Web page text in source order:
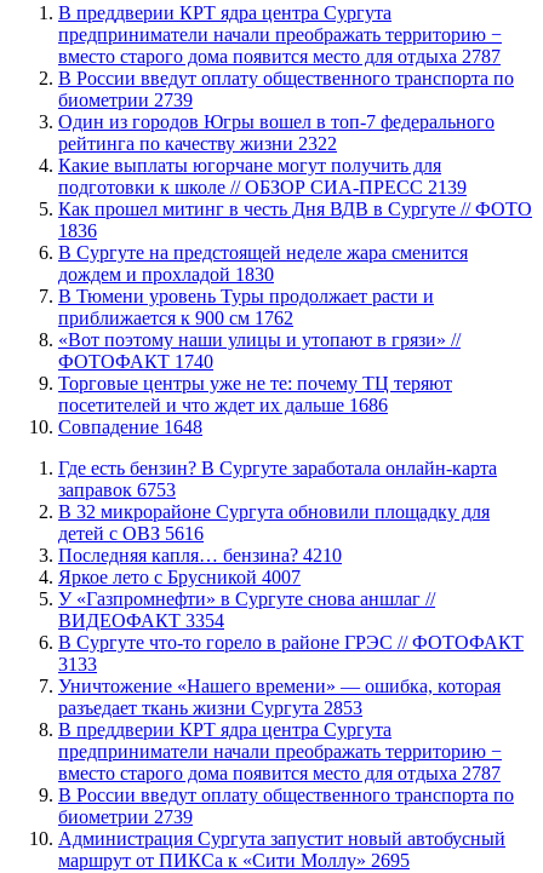
​В преддверии КРТ ядра центра Сургута
предприниматели начали преображать территорию −
вместо старого дома появится место для отдыха 2787
В России введут оплату общественного транспорта по
биометрии 2739
Один из городов Югры вошел в топ-7 федерального
рейтинга по качеству жизни 2322
Какие выплаты югорчане могут получить для
подготовки к школе // ОБЗОР СИА-ПРЕСС 2139
Как прошел митинг в честь Дня ВДВ в Сургуте // ФОТО
1836
В Сургуте на предстоящей неделе жара сменится
дождем и прохладой 1830
В Тюмени уровень Туры продолжает расти и
приближается к 900 см 1762
«Вот поэтому наши улицы и утопают в грязи» //
ФОТОФАКТ 1740
Торговые центры уже не те: почему ТЦ теряют
посетителей и что ждет их дальше 1686
​Совпадение 1648
​Где есть бензин? В Сургуте заработала онлайн-карта
заправок 6753
В 32 микрорайоне Сургута обновили площадку для
детей с ОВЗ 5616
​Последняя капля… бензина? 4210
Яркое лето с Брусникой 4007
У «Газпромнефти» в Сургуте снова аншлаг //
ВИДЕОФАКТ 3354
​В Сургуте что-то горело в районе ГРЭС // ФОТОФАКТ
3133
​Уничтожение «Нашего времени» — ошибка, которая
разъедает ткань жизни Сургута 2853
​В преддверии КРТ ядра центра Сургута
предприниматели начали преображать территорию −
вместо старого дома появится место для отдыха 2787
В России введут оплату общественного транспорта по
биометрии 2739
​Администрация Сургута запустит новый автобусный
маршрут от ПИКСа к «Сити Моллу» 2695